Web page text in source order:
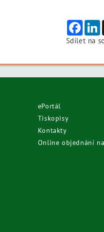
Sdílet na
ePortál
Tiskopisy
Kontakty
Online objednání